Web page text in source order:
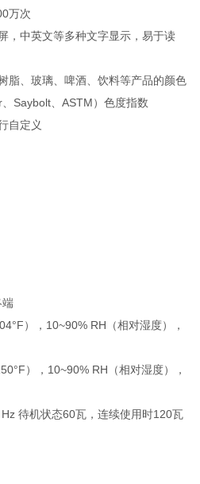
万次
，中英文等多种文字显示，易于读
脂、玻璃、啤酒、饮料等产品的颜色
Saybolt、ASTM）色度指数
自定义
端
），10~90% RH（相对湿度），
），10~90% RH（相对湿度），
待机状态60瓦，连续使用时120瓦